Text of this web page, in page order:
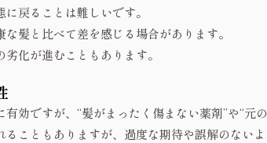
戻ることは難しいです。
髪と比べて差を感じる場合があります。
化が進むこともあります。
効ですが、“髪がまったく傷まない薬剤”や“元
こともありますが、過度な期待や誤解のない